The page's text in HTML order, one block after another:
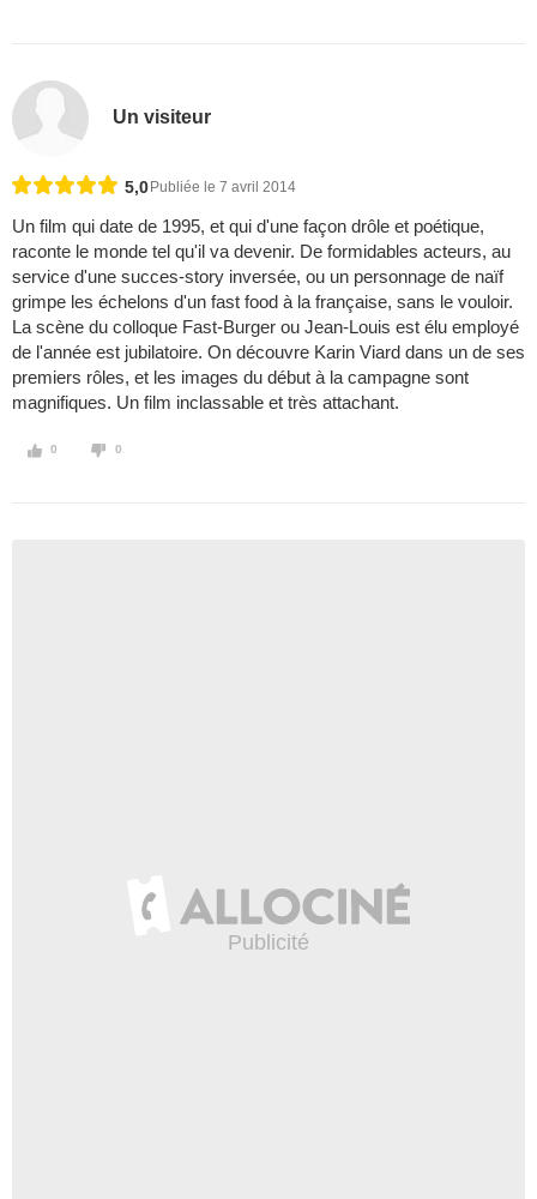
Un visiteur
5,0 Publiée le 7 avril 2014
Un film qui date de 1995, et qui d'une façon drôle et poétique,
raconte le monde tel qu'il va devenir. De formidables acteurs, au
service d'une succes-story inversée, ou un personnage de naïf
grimpe les échelons d'un fast food à la française, sans le vouloir.
La scène du colloque Fast-Burger ou Jean-Louis est élu employé
de l'année est jubilatoire. On découvre Karin Viard dans un de ses
premiers rôles, et les images du début à la campagne sont
magnifiques. Un film inclassable et très attachant.
0 0